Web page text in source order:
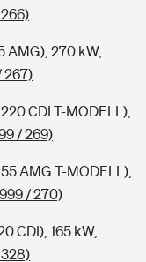
AMG), 270 kW,
267)
CDI T-MODELL),
/ 269)
AMG T-MODELL),
/ 270)
CDI), 165 kW,